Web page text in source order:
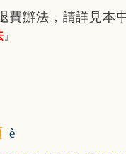
費辦法，請詳見本
』
è